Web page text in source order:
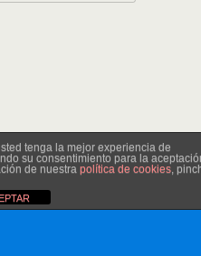
tenga la mejor experiencia de
su consentimiento para la
de nuestra política de cookies,